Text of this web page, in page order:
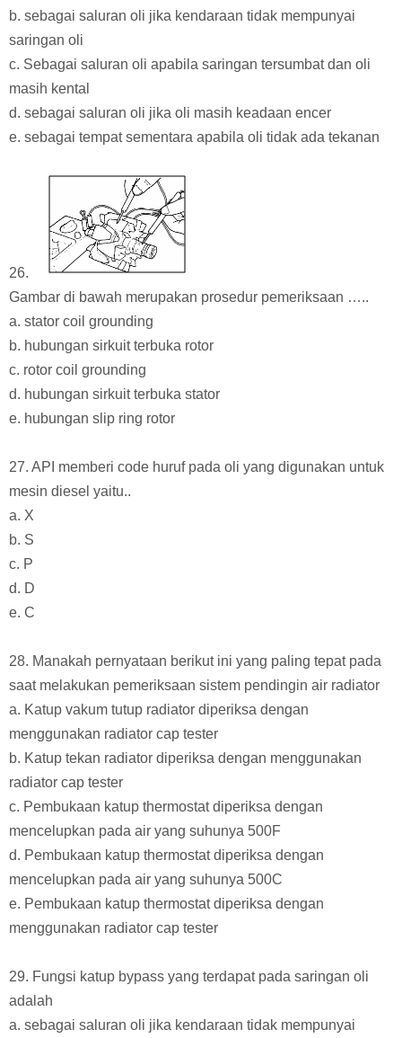
b. sebagai saluran oli jika kendaraan tidak mempunyai
saringan oli
c. Sebagai saluran oli apabila saringan tersumbat dan oli
masih kental
d. sebagai saluran oli jika oli masih keadaan encer
e. sebagai tempat sementara apabila oli tidak ada tekanan
26.
Gambar di bawah merupakan prosedur pemeriksaan …..
a. stator coil grounding
b. hubungan sirkuit terbuka rotor
c. rotor coil grounding
d. hubungan sirkuit terbuka stator
e. hubungan slip ring rotor
27. API memberi code huruf pada oli yang digunakan untuk
mesin diesel yaitu..
a. X
b. S
c. P
d. D
e. C
28. Manakah pernyataan berikut ini yang paling tepat pada
saat melakukan pemeriksaan sistem pendingin air radiator
a. Katup vakum tutup radiator diperiksa dengan
menggunakan radiator cap tester
b. Katup tekan radiator diperiksa dengan menggunakan
radiator cap tester
c. Pembukaan katup thermostat diperiksa dengan
mencelupkan pada air yang suhunya 500F
d. Pembukaan katup thermostat diperiksa dengan
mencelupkan pada air yang suhunya 500C
e. Pembukaan katup thermostat diperiksa dengan
menggunakan radiator cap tester
29. Fungsi katup bypass yang terdapat pada saringan oli
adalah
a. sebagai saluran oli jika kendaraan tidak mempunyai